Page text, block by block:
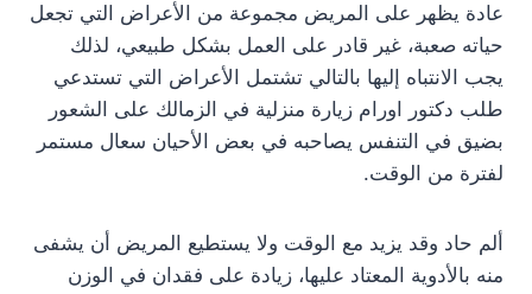
عادة يظهر على المريض مجموعة من الأعراض التي تجعل
حياته صعبة، غير قادر على العمل بشكل طبيعي، لذلك
يجب الانتباه إليها بالتالي تشتمل الأعراض التي تستدعي
طلب دكتور اورام زيارة منزلية في الزمالك على الشعور
بضيق في التنفس يصاحبه في بعض الأحيان سعال مستمر
لفترة من الوقت.
ألم حاد وقد يزيد مع الوقت ولا يستطيع المريض أن يشفى
منه بالأدوية المعتاد عليها، زيادة على فقدان في الوزن